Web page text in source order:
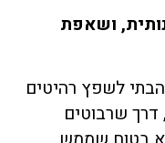
ושאפת
לשפץ רהיטים
דרך שרבוטים